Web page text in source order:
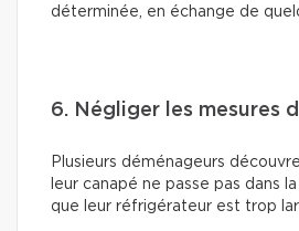
déterminée, en échange de
6. Négliger les mesures
Plusieurs déménageurs
leur canapé ne passe pas dans
que leur réfrigérateur est trop